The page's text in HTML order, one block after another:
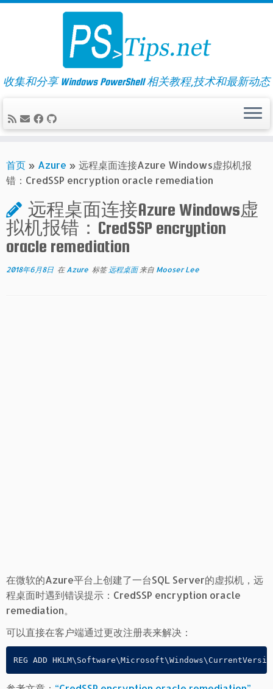
Skip
收集和分享 Windows PowerShell 相关教程,技术和最新动态
首页 » Azure » 远程桌面连接Azure Windows虚拟机报
错：CredSSP encryption oracle remediation
远程桌面连接Azure Windows虚
拟机报错：CredSSP encryption
oracle remediation
2018年6月8日 在 Azure 标签远程桌面来自 Mooser Lee
在微软的Azure平台上创建了一台SQL Server的虚拟机，远
程桌面时遇到错误提示：CredSSP encryption oracle
remediation。
可以直接在客户端通过更改注册表来解决：
REG ADD